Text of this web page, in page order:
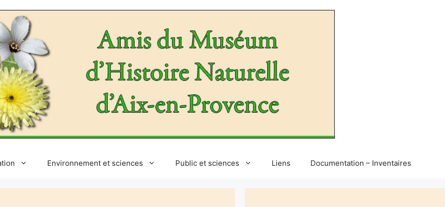
Environnement et sciences Public et sciences Liens Documentation – Inventaires